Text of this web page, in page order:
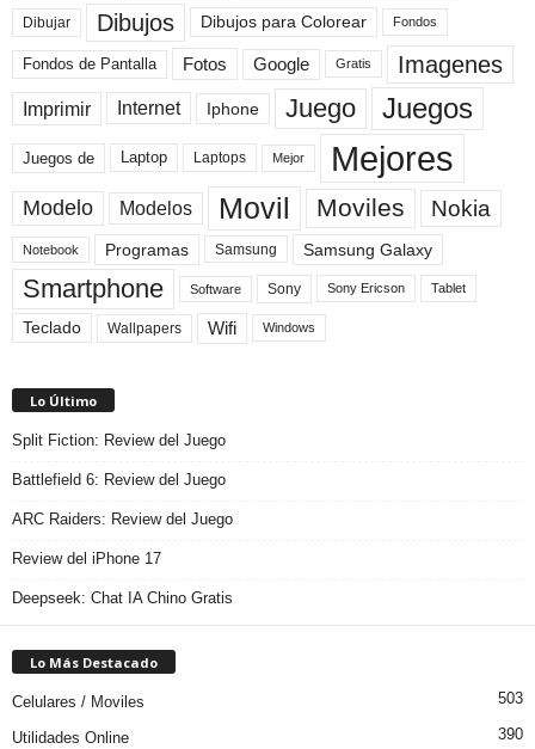
Dibujar Dibujos Dibujos para Colorear Fondos
Fondos de Pantalla Fotos Google Gratis Imagenes
Imprimir Internet Iphone Juego Juegos
Juegos de Laptop Laptops Mejor Mejores
Modelo Modelos Movil Moviles Nokia
Notebook Programas Samsung Samsung Galaxy
Smartphone Software Sony Sony Ericson Tablet
Teclado Wallpapers Wifi Windows
Lo Último
Split Fiction: Review del Juego
Battlefield 6: Review del Juego
ARC Raiders: Review del Juego
Review del iPhone 17
Deepseek: Chat IA Chino Gratis
Lo Más Destacado
Celulares / Moviles 503
Utilidades Online 390